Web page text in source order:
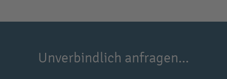
Unverbindlich anfragen...